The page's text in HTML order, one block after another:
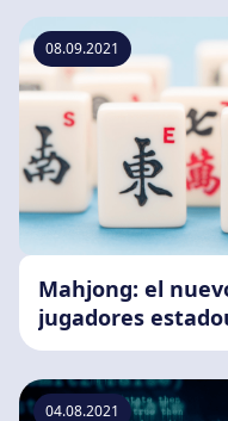
08.09.2021
Mahjong: el
jugadores
04.08.2021